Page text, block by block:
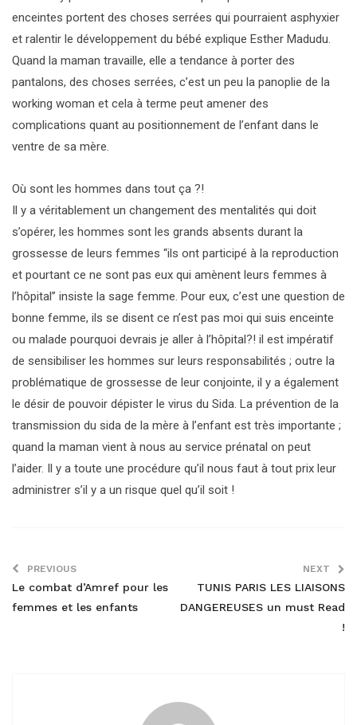
enceintes portent des choses serrées qui pourraient asphyxier
et ralentir le développement du bébé explique Esther Madudu.
Quand la maman travaille, elle a tendance à porter des
pantalons, des choses serrées, c’est un peu la panoplie de la
working woman et cela à terme peut amener des
complications quant au positionnement de l’enfant dans le
ventre de sa mère.
Où sont les hommes dans tout ça ?!
Il y a véritablement un changement des mentalités qui doit
s’opérer, les hommes sont les grands absents durant la
grossesse de leurs femmes “ils ont participé à la reproduction
et pourtant ce ne sont pas eux qui amènent leurs femmes à
l’hôpital” insiste la sage femme. Pour eux, c’est une question de
bonne femme, ils se disent ce n’est pas moi qui suis enceinte
ou malade pourquoi devrais je aller à l’hôpital?! il est impératif
de sensibiliser les hommes sur leurs responsabilités ; outre la
problématique de grossesse de leur conjointe, il y a également
le désir de pouvoir dépister le virus du Sida. La prévention de la
transmission du sida de la mère à l’enfant est très importante ;
quand la maman vient à nous au service prénatal on peut
l’aider. Il y a toute une procédure qu’il nous faut à tout prix leur
administrer s’il y a un risque quel qu’il soit !
PREVIOUS
Le combat d’Amref pour les
femmes et les enfants
NEXT
TUNIS PARIS LES LIAISONS
DANGEREUSES un must Read
!